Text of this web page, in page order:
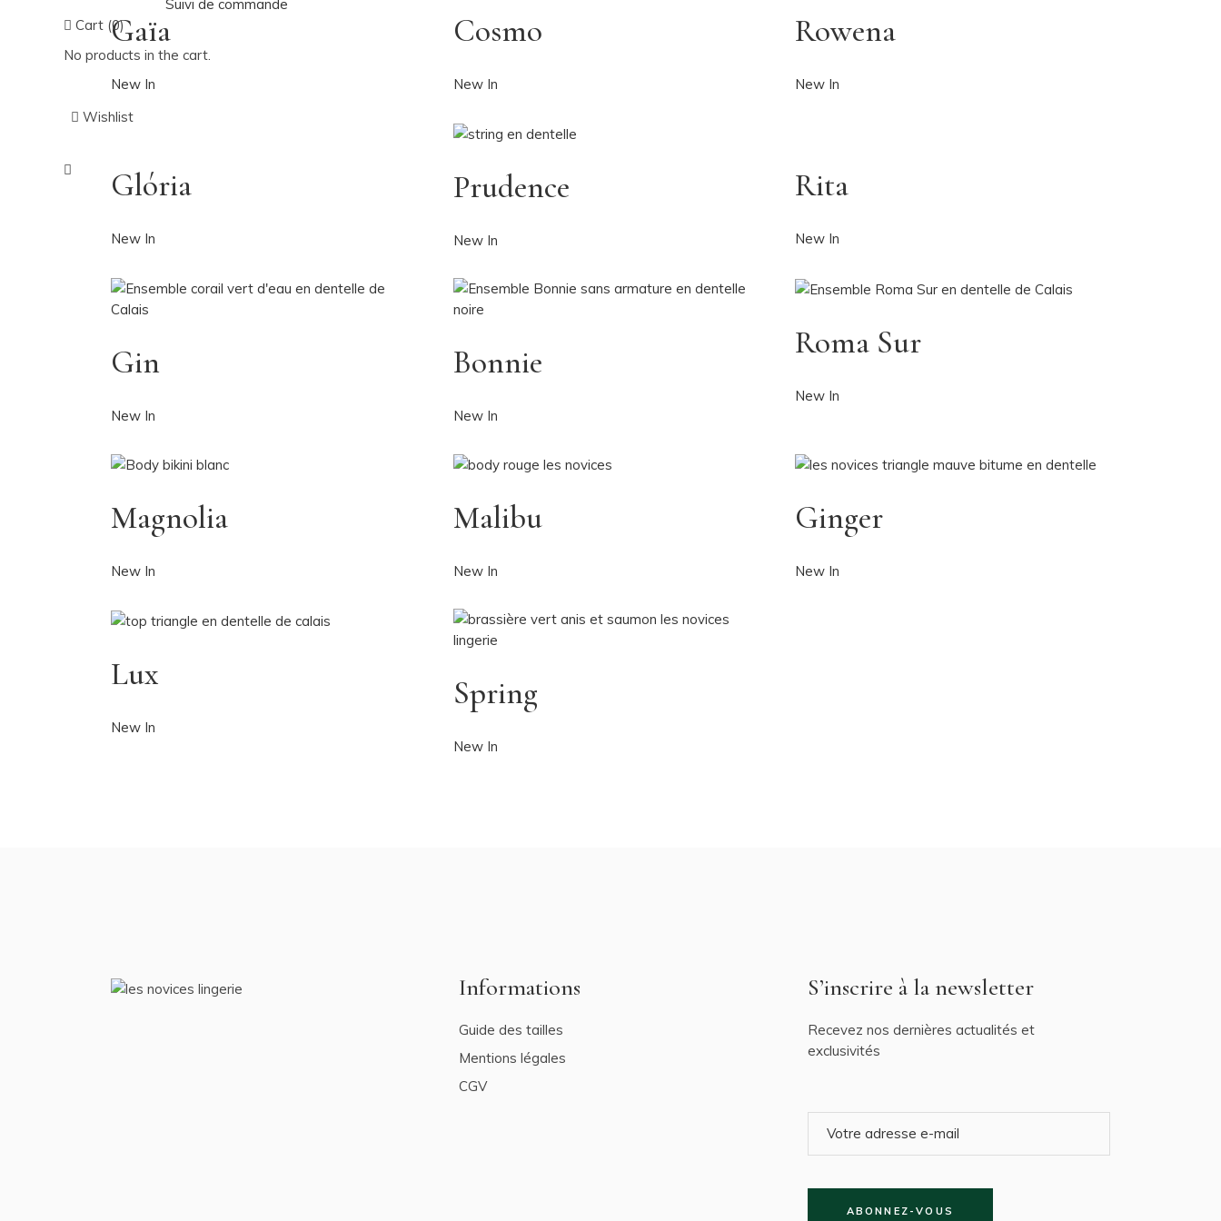
Suivi de commande
Cart (0)
No products in the cart.
Wishlist
Gaïa
New In
Cosmo
New In
Rowena
New In
Glória
New In
Prudence
New In
Rita
New In
Gin
New In
Bonnie
New In
Roma Sur
New In
Magnolia
New In
Malibu
New In
Ginger
New In
Lux
New In
Spring
New In
Informations
Guide des tailles
Mentions légales
CGV
S’inscrire à la newsletter
Recevez nos dernières actualités et
exclusivités
ABONNEZ-VOUS